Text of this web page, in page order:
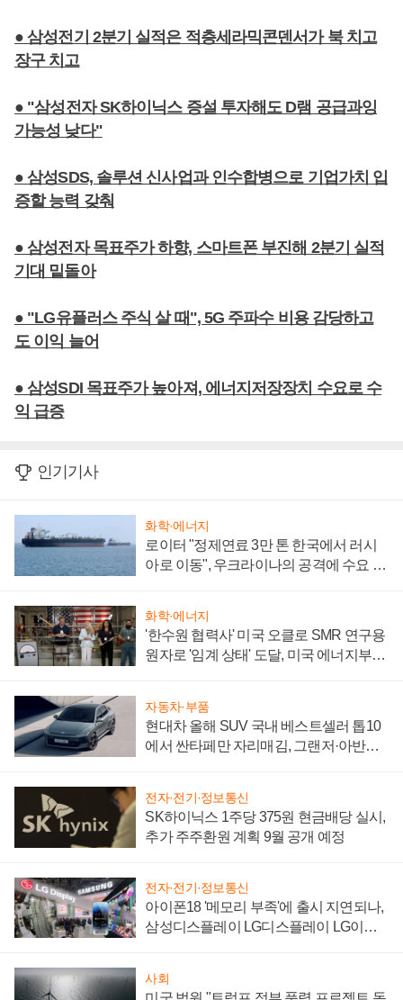
● 삼성전기 2분기 실적은 적층세라믹콘덴서가 북 치고
장구 치고
● "삼성전자 SK하이닉스 증설 투자해도 D램 공급과잉
가능성 낮다"
● 삼성SDS, 솔루션 신사업과 인수합병으로 기업가치 입
증할 능력 갖춰
● 삼성전자 목표주가 하향, 스마트폰 부진해 2분기 실적
기대 밑돌아
● "LG유플러스 주식 살 때", 5G 주파수 비용 감당하고
도 이익 늘어
● 삼성SDI 목표주가 높아져, 에너지저장장치 수요로 수
익 급증
인기기사
화학·에너지
로이터 "정제연료 3만 톤 한국에서 러시
아로 이동", 우크라이나의 공격에 수요 늘
화학·에너지
'한수원 협력사' 미국 오클로 SMR 연구용
원자로 '임계 상태' 도달, 미국 에너지부
자동차·부품
현대차 올해 SUV 국내 베스트셀러 톱10
에서 싼타페만 자리매김, 그랜저·아반떼
전자·전기·정보통신
SK하이닉스 1주당 375원 현금배당 실시,
추가 주주환원 계획 9월 공개 예정
전자·전기·정보통신
아이폰18 '메모리 부족'에 출시 지연되나,
삼성디스플레이 LG디스플레이 LG이노
사회